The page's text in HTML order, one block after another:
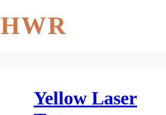
HWR
Yellow Laser